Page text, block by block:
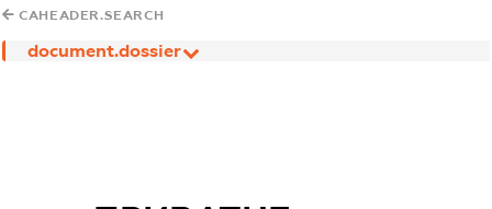
CAHEADER.SEARCH
document.dossier